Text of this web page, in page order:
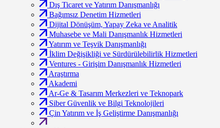
Dış Ticaret ve Yatırım Danışmanlığı
Bağımsız Denetim Hizmetleri
Dijital Dönüşüm, Yapay Zeka ve Analitik
Muhasebe ve Mali Danışmanlık Hizmetleri
Yatırım ve Teşvik Danışmanlığı
İklim Değişikliği ve Sürdürülebilirlik Hizmetleri
Ventures - Girişim Danışmanlık Hizmetleri
Araştırma
Akademi
Ar-Ge & Tasarım Merkezleri ve Teknopark
Siber Güvenlik ve Bilgi Teknolojileri
Çin Yatırım ve İş Geliştirme Danışmanlığı